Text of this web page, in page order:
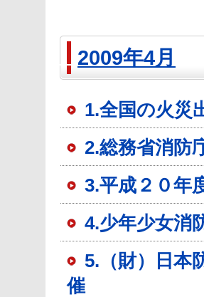
2009年4月
1.全国の火災
2.総務省消防
3.平成２０年
4.少年少女消
5.（財）日本
催